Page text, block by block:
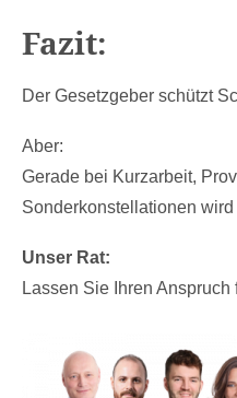
Fazit:
Der Gesetzgeber schützt
Aber:
Gerade bei Kurzarbeit,
Sonderkonstellationen
Unser Rat:
Lassen Sie Ihren Anspruch